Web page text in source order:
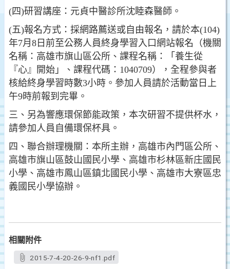
(四)研習講座：元貞中醫診所沈睦森醫師。
(五)報名方式：採網路薦送或自由報名，請於本(104)
年7月8日前至公務人員終身學習入口網站報名（機關
名稱：高雄市旗山區公所、課程名稱：「養生從
『心』開始」、課程代碼：1040709），全程參與者
核給終身學習時數3小時。參加人員請於活動當日上
午9時前報到完畢。
三、另為響應環保節能政策，本次研習不提供杯水，
請參加人員自備環保杯具。
四、聯合辦理機關：本所主辦，高雄市內門區公所、
高雄市旗山區鼓山國民小學、高雄市杉林區新庄國民
小學、高雄市鳳山區鎮北國民小學、高雄市大寮區忠
義國民小學協辦。
相關附件
2015-7-4-20-26-9-nf1.pdf